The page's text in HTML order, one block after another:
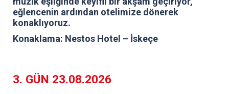
eğlencenin ardından otelimize dönerek
konaklıyoruz.
Konaklama: Nestos Hotel – İskeçe
3. GÜN 23.08.2026